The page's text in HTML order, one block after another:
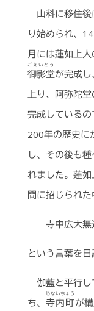
山科に移住後
り始められ、
月には蓮如上
御影堂
ごえいどう
が完成
上り、阿弥陀
完成している
200年の歴史に
し、その後も
れました。蓮
間に招じられ
寺中広大
という言葉を
伽藍と平行し
ち、 寺内町
じないちょう
が